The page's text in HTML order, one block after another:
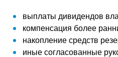
выплаты дивидендов
компенсация более
накопление средств
иные согласованные